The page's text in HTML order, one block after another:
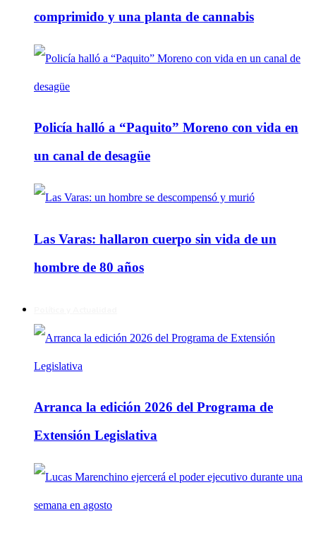
comprimido y una planta de cannabis
Policía halló a “Paquito” Moreno con vida en
un canal de desagüe
Las Varas: hallaron cuerpo sin vida de un
hombre de 80 años
Arranca la edición 2026 del Programa de
Extensión Legislativa